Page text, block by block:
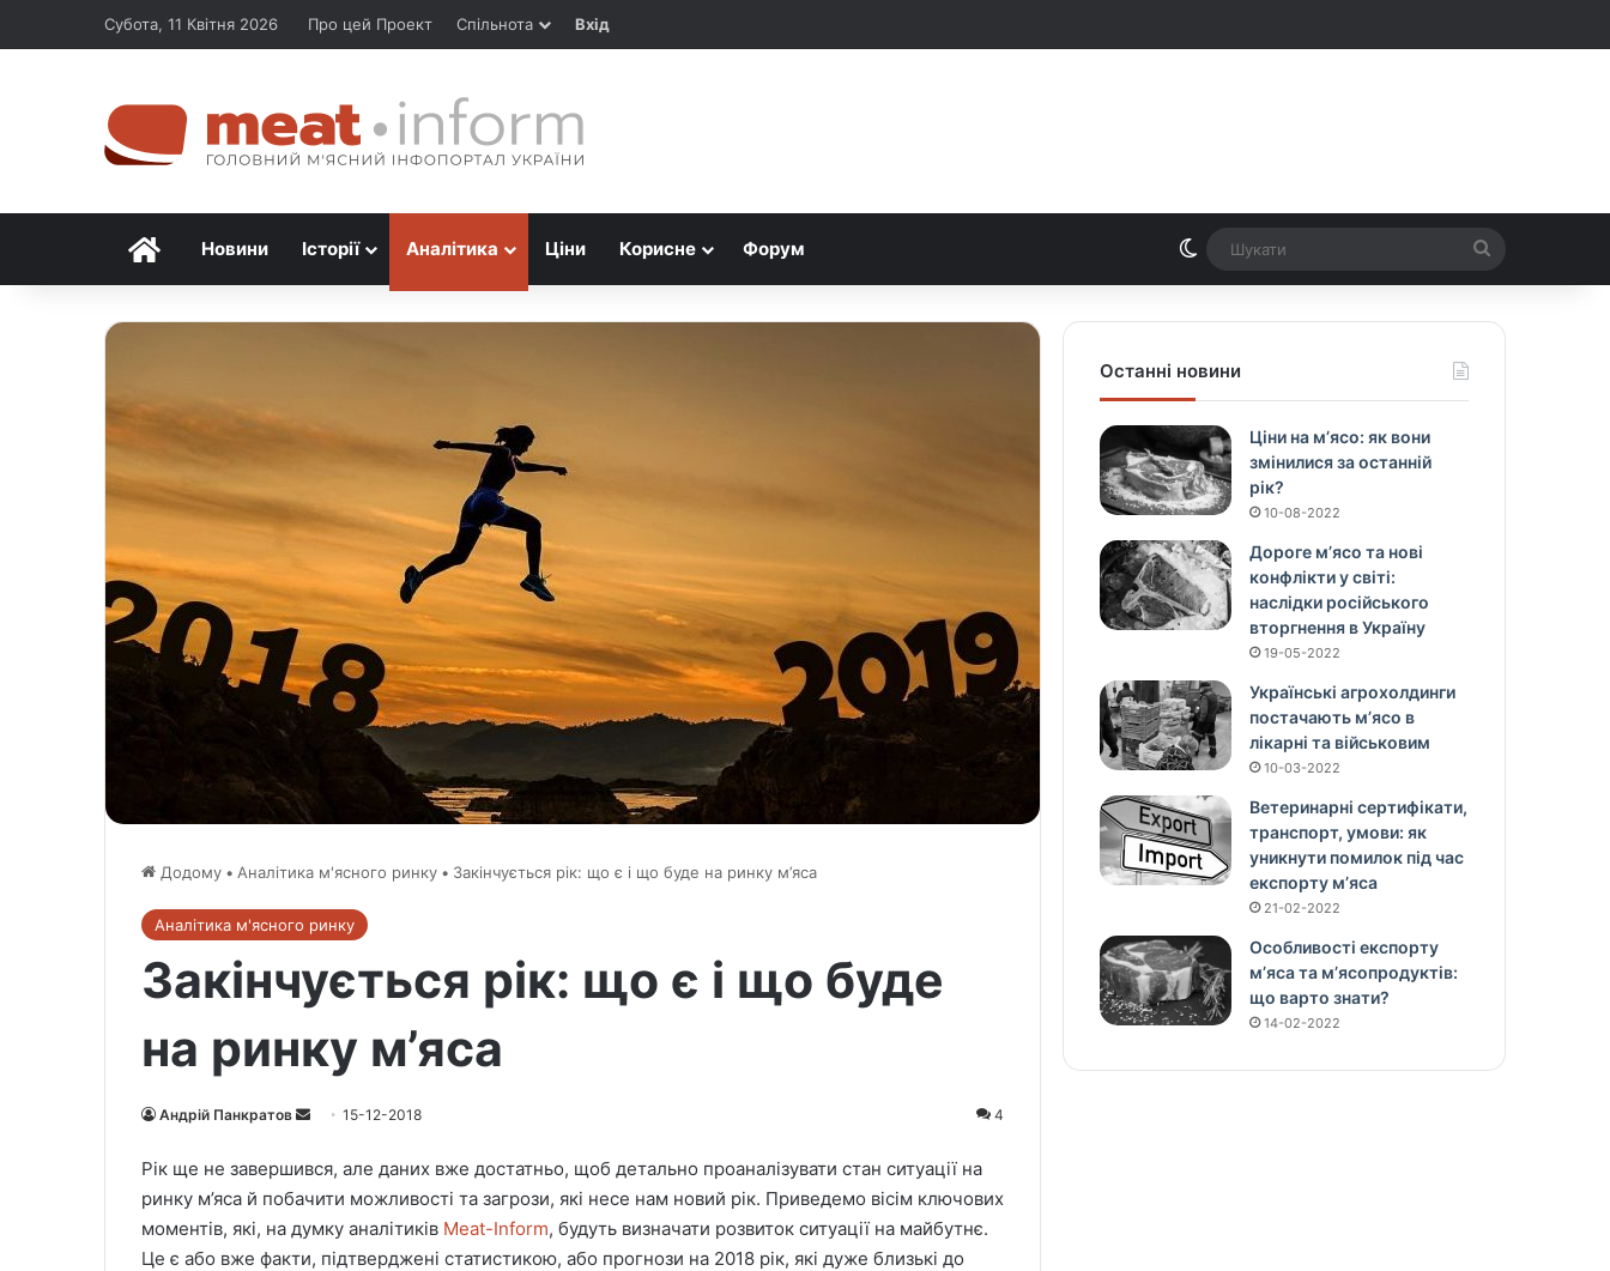
Субота, 11 Квітня 2026 Про цей Проект Спільнота Вхід
ГоловнаНовини Історії Аналітика Ціни Корисне Форум Switch skin
Додому • Аналітика м'ясного ринку • Закінчується рік: що є і що буде на ринку м’яса
Аналітика м'ясного ринку
Закінчується рік: що є і що буде
на ринку м’яса
Андрій Панкратов
n
d
a
n
15-12-2018 4
Рік ще не завершився, але даних вже достатньо, щоб детально проаналізувати стан ситуації на
ринку м’яса й побачити можливості та загрози, які несе нам новий рік. Приведемо вісім ключових
моментів, які, на думку аналітиків Meat-Inform, будуть визначати розвиток ситуації на майбутнє.
Це є або вже факти, підтверджені статистикою, або прогнози на 2018 рік, які дуже близькі до
Останні новини
Ціни на м’ясо: як вони
змінилися за останній
рік?
10-08-2022
Дороге м’ясо та нові
конфлікти у світі:
наслідки російського
вторгнення в Україну
19-05-2022
Українські агрохолдинги
постачають м’ясо в
лікарні та військовим
10-03-2022
Ветеринарні сертифікати,
транспорт, умови: як
уникнути помилок під час
експорту м’яса
21-02-2022
Особливості експорту
м’яса та м’ясопродуктів:
що варто знати?
14-02-2022